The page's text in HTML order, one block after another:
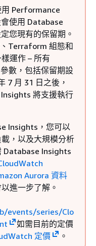
Performance
使用 Database
您現有的保留期。
Terraform 組態和
運作 – 所有
數，包括保留期設
7 月 31 日之後，
將支援執行
Insights，您可以
，以及大規模分析
Database Insights
Aurora 資料
進一步了解。
events/series/Clo
如需目前的定價
定價 。